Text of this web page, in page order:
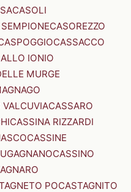
CASOLI
CASOREZZO
CASSACCO
IONIO
MURGE
VALCUVIACASSARO
CASSINA RIZZARDI
CASSINE
CASSINO
POCASTAGNITO